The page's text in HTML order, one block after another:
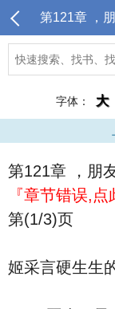
字体： 大
第121章 ，朋
『章节错误,点
第(1/3)页
姬采言硬生生